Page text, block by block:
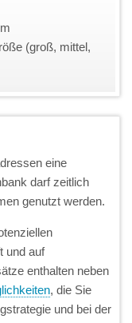
(groß, mittel,
eine
darf zeitlich
genutzt werden.
und auf
enthalten neben
, die Sie
und bei der